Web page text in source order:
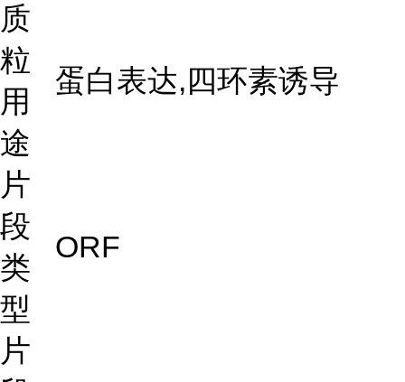
质
粒
用
途
蛋白表达,四环素诱导
片
段
类
型
ORF
片